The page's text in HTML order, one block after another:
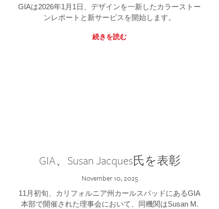
GIAは2026年1月1日、デザインを一新したカラーストー
ンレポートと新サービスを開始します。
続きを読む
GIA、Susan Jacques氏を表彰
November 10, 2025
11月初旬、カリフォルニア州カールスバッドにあるGIA
本部で開催された理事会において、同機関はSusan M.